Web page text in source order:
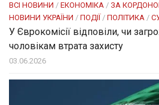
ВСІ НОВИНИ / ЕКОНОМІКА / ЗА
НОВИНИ УКРАЇНИ / ПОДІЇ / ПОЛІТИКА /
У Єврокомісії відповіли, чи
чоловікам втрата захисту
03.06.2026